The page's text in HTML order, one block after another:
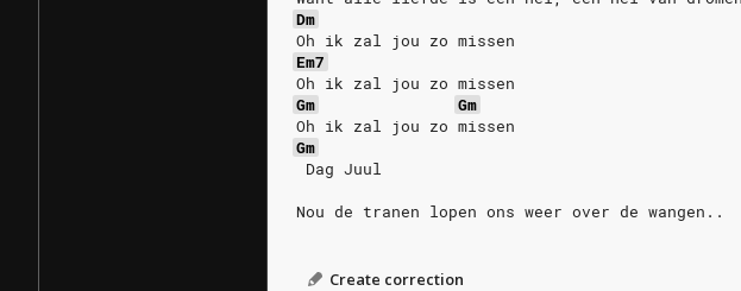
Dm
Oh ik zal jou zo missen
Em7
Oh ik zal jou zo missen
Gm
Gm
Oh ik zal jou zo missen
Gm
Dag Juul
Nou de tranen lopen ons weer over de wangen..
Create correction